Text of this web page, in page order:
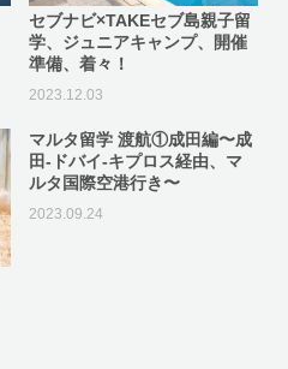
セブナビ×TAKEセブ島親子留
学、ジュニアキャンプ、開催
準備、着々！
2023.12.03
マルタ留学 渡航①成田編〜成
田-ドバイ-キプロス経由、マ
ルタ国際空港行き〜
2023.09.24